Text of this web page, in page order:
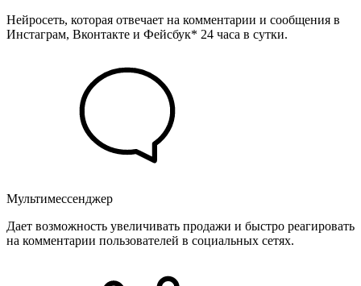
Нейросеть, которая отвечает на комментарии и сообщения в
Инстаграм, Вконтакте и Фейсбук* 24 часа в сутки.
Мультимессенджер
Дает возможность увеличивать продажи и быстро реагировать
на комментарии пользователей в социальных сетях.